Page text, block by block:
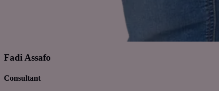
Fadi Assafo
Consultant